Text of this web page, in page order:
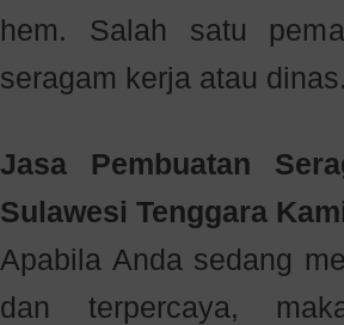
hem. Salah satu
seragam kerja atau
Jasa Pembuatan
Sulawesi Tenggara
Apabila Anda sedang
dan terpercaya,